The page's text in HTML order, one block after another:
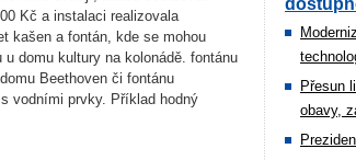
Kč a instalaci realizovala
kašen a fontán, kde se mohou
domu kultury na kolonádě. fontánu
Beethoven či fontánu
vodními prvky. Příklad hodný
Přesun
obavy,